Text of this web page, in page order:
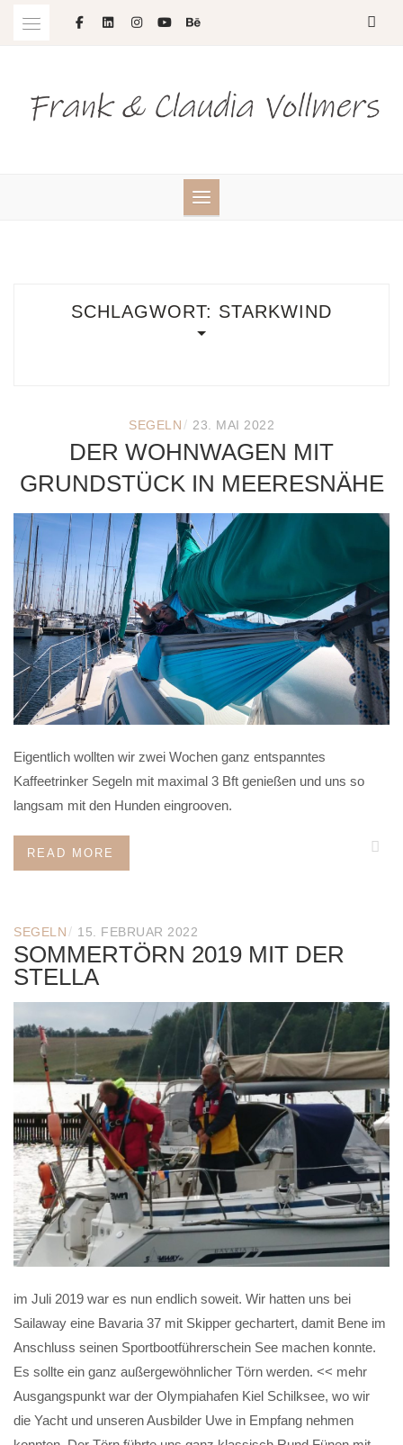
SCHLAGWORT: STARKWIND
SEGELN / 23. MAI 2022
DER WOHNWAGEN MIT
GRUNDSTÜCK IN MEERESNÄHE
Eigentlich wollten wir zwei Wochen ganz entspanntes
Kaffeetrinker Segeln mit maximal 3 Bft genießen und uns so
langsam mit den Hunden eingrooven.
READ MORE
SEGELN / 15. FEBRUAR 2022
SOMMERTÖRN 2019 MIT DER
STELLA
im Juli 2019 war es nun endlich soweit. Wir hatten uns bei
Sailaway eine Bavaria 37 mit Skipper gechartert, damit Bene im
Anschluss seinen Sportbootführerschein See machen konnte.
Es sollte ein ganz außergewöhnlicher Törn werden. << mehr
Ausgangspunkt war der Olympiahafen Kiel Schilksee, wo wir
die Yacht und unseren Ausbilder Uwe in Empfang nehmen